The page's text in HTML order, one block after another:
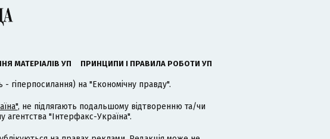
МАТЕРІАЛІВ УП ПРИНЦИПИ І ПРАВИЛА РОБОТИ УП
гіперпосилання) на "Економічну правду".
, не підлягають подальшому відтворенню та/чи
"Інтерфакс-Україна".